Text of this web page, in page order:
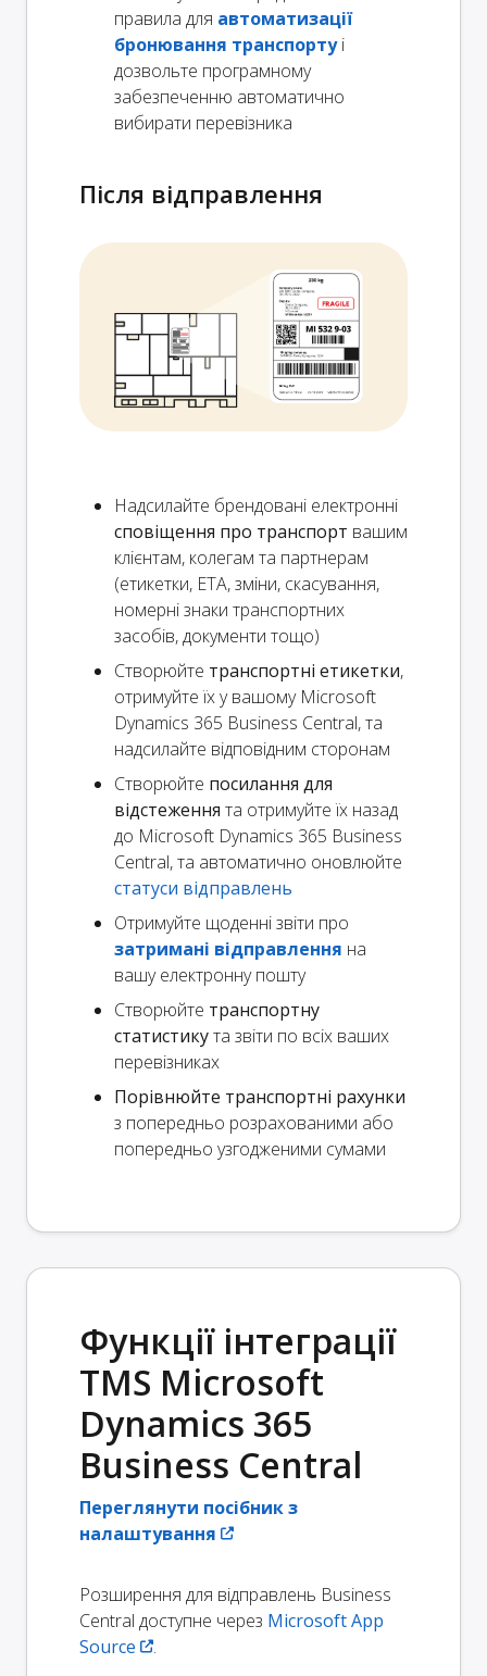
правила для автоматизації
бронювання транспортуі
дозвольте програмному
забезпеченню автоматично
вибирати перевізника
Після відправлення
Надсилайте брендовані електронні
сповіщення про транспорт вашим
клієнтам, колегам та партнерам
(етикетки, ETA, зміни, скасування,
номерні знаки транспортних
засобів, документи тощо)
Створюйте транспортні етикетки,
отримуйте їх у вашому Microsoft
Dynamics 365 Business Central, та
надсилайте відповідним сторонам
Створюйте посилання для
відстеження та отримуйте їх назад
до Microsoft Dynamics 365 Business
Central, та автоматично оновлюйте
статуси відправлень
Отримуйте щоденні звіти про
затримані відправлення на
вашу електронну пошту
Створюйте транспортну
статистикута звіти по всіх ваших
перевізниках
Порівнюйте транспортні рахунки
з попередньо розрахованими або
попередньо узгодженими сумами
Функції інтеграції
TMS Microsoft
Dynamics 365
Business Central
Переглянути посібник з
налаштування
Розширення для відправлень Business
Central доступне через Microsoft App
Source
.